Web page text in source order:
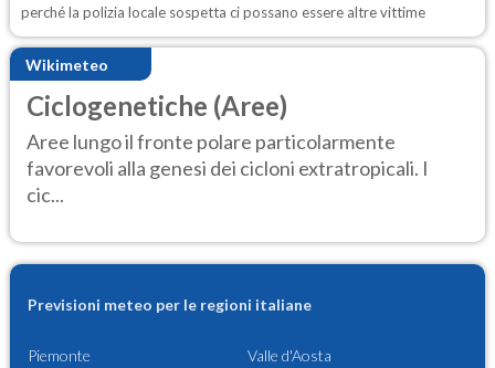
perché la polizia locale sospetta ci possano essere altre vittime
Wikimeteo
Ciclogenetiche (Aree)
Aree lungo il fronte polare particolarmente
favorevoli alla genesi dei cicloni extratropicali. I
cic...
Previsioni meteo per le regioni italiane
Piemonte Valle d'Aosta